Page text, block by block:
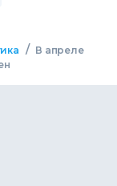
/ В апреле